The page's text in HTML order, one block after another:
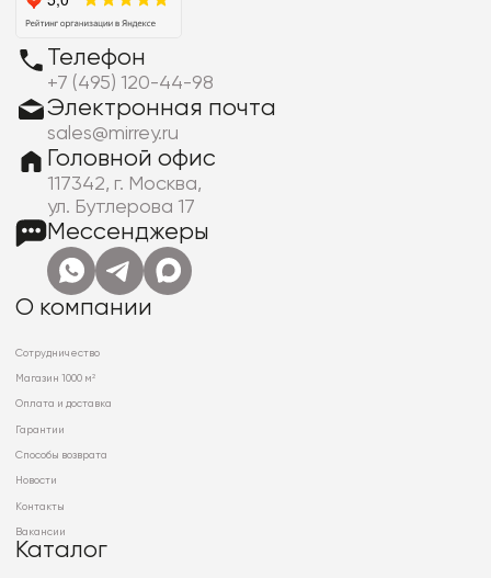
Телефон
+7 (495) 120-44-98
Электронная почта
sales@mirrey.ru
Головной офис
117342, г. Москва,
ул. Бутлерова 17
Мессенджеры
О компании
Сотрудничество
Магазин 1000 м²
Оплата и доставка
Гарантии
Способы возврата
Новости
Контакты
Вакансии
Каталог